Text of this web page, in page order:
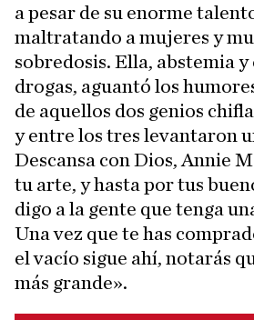
a pesar de su enorme
maltratando a mujeres y
sobredosis. Ella, abstemia
drogas, aguantó los
de aquellos dos genios
y entre los tres levantaron
Descansa con Dios, Annie
tu arte, y hasta por tus
digo a la gente que tenga
Una vez que te has
el vacío sigue ahí, notarás
más grande».